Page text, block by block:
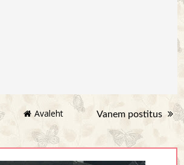
Vanem postitus
Avaleht